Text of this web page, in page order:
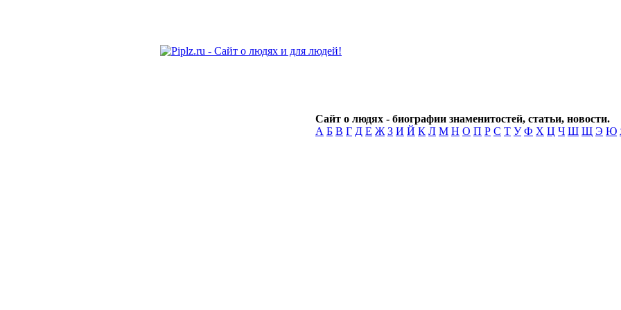
Сайт о людях - биографии знаменитостей, статьи, новости.
А Б В Г Д Е Ж З И Й К Л М Н О П Р С Т У Ф Х Ц Ч Ш Щ Э Ю